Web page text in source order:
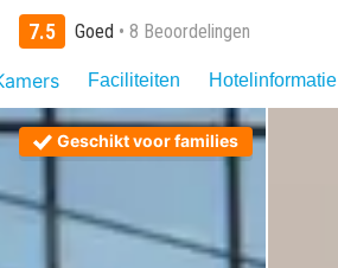
7.5 Goed 8 Beoordelingen
Faciliteiten Hotelinformatie
Geschikt voor families